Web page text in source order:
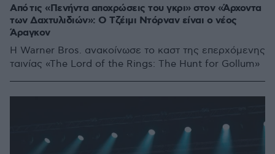
Από τις «Πενήντα αποχρώσεις του γκρι» στον «Άρχοντα
των Δαχτυλιδιών»: Ο Τζέιμι Ντόρναν είναι ο νέος
Άραγκον
H Warner Bros. ανακοίνωσε το καστ της επερχόμενης
ταινίας «The Lord of the Rings: The Hunt for Gollum»